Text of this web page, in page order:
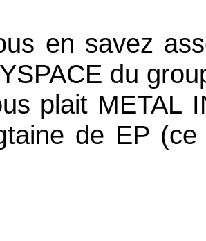
en savez
du
plait METAL
de EP